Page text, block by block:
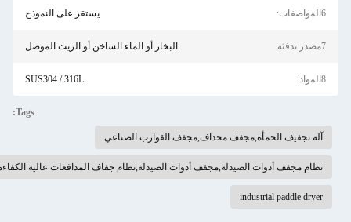
يستقر على النموذج
البخار أو الماء الساخن أو الزيت الموصل
SUS304 / 316L
Tags:
آلة تجفيف الحمأة,مجفف مجداف,مجفف القوارب الصناعي
نظام مجفف أدوات الصيدلة,مجفف أدوات الصيدلة,نظام جفاف المدافعات عالية الكفاءة
industrial paddle dryer